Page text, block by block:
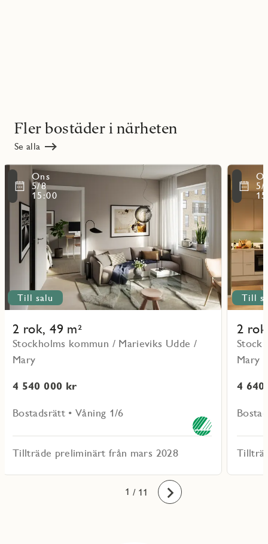
Fler bostäder i närheten
Se alla
Till salu
2 rok, 49 m²
Stockholms kommun / Marieviks Udde /
Mary
4 540 000 kr
Bostadsrätt • Våning 1/6
Tillträde preliminärt från mars 2028
Ons
5/8
15:00
Läs
mer
objekt
111101
Till
2
Mary
4
5/
Läs
mer
om
objekt
111301
1
2
3
4
5
6
7
8
9
10
11 / 11 Framåt